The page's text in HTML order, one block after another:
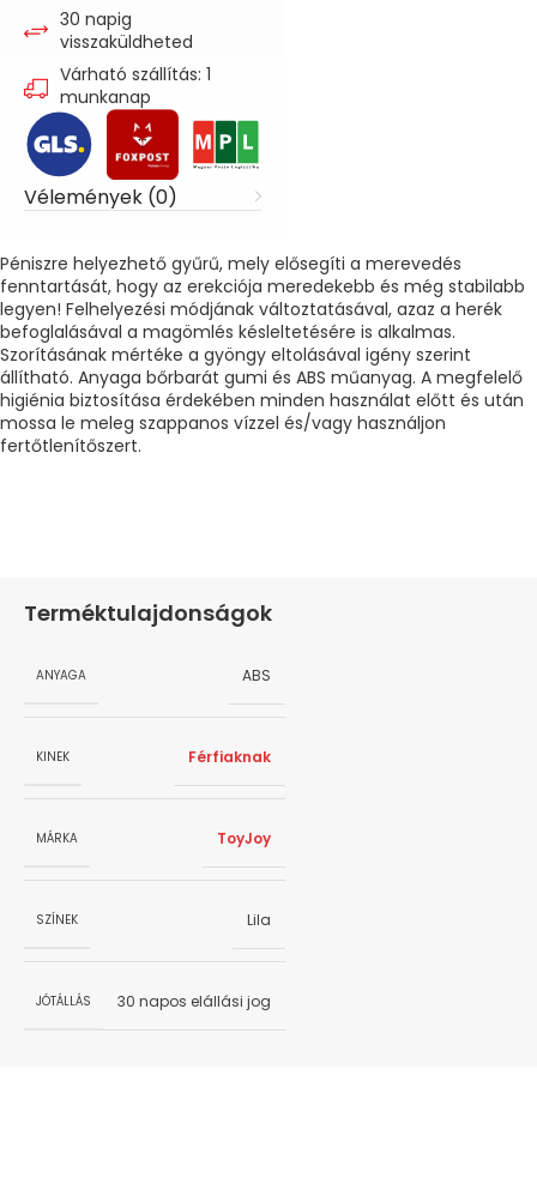
30 napig
visszaküldheted
Várható szállítás: 1
munkanap
Vélemények (0)
Péniszre helyezhető gyűrű, mely elősegíti a merevedés
fenntartását, hogy az erekciója meredekebb és még stabilabb
legyen! Felhelyezési módjának változtatásával, azaz a herék
befoglalásával a magömlés késleltetésére is alkalmas.
Szorításának mértéke a gyöngy eltolásával igény szerint
állítható. Anyaga bőrbarát gumi és ABS műanyag. A megfelelő
higiénia biztosítása érdekében minden használat előtt és után
mossa le meleg szappanos vízzel és/vagy használjon
fertőtlenítőszert.
Terméktulajdonságok
ANYAGA ABS
KINEK Férfiaknak
MÁRKA ToyJoy
SZÍNEK Lila
JÓTÁLLÁS 30 napos elállási jog